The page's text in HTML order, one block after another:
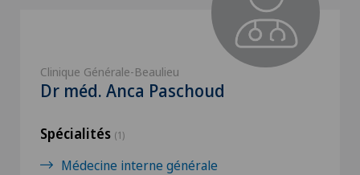
Clinique Générale-Beaulieu
Dr méd. Anca Paschoud
Spécialités (1)
Médecine interne générale